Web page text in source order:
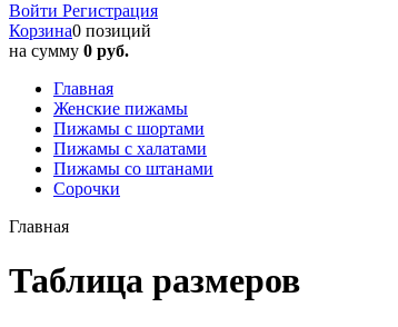
Войти Регистрация
Корзина0 позиций
на сумму 0 руб.
Главная
Женские пижамы
Пижамы с шортами
Пижамы с халатами
Пижамы со штанами
Сорочки
Главная
Таблица размеров